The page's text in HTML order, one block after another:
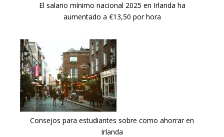
El salario mínimo nacional 2025 en Irlanda ha
aumentado a €13,50 por hora
Consejos para estudiantes sobre como ahorrar en
Irlanda